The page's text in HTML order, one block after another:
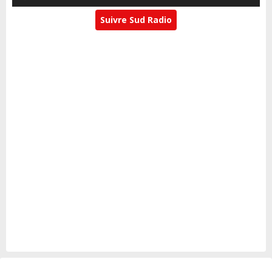
Suivre Sud Radio